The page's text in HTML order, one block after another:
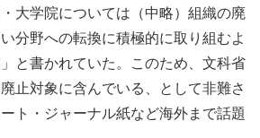
大学院については（中略）組織の廃
分野への転換に積極的に取り組むよ
と書かれていた。このため、文科省
止対象に含んでいる、として非難さ
ト・ジャーナル紙など海外まで話題